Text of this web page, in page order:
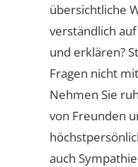
übersichtliche
verständlich
und erklären?
Fragen nicht
Nehmen Sie
von Freunden
auch